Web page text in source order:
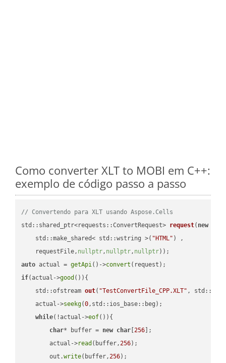
Como converter XLT to MOBI em C++:
exemplo de código passo a passo
// Convertendo para XLT usando Aspose.Cells
std::shared_ptr<requests::ConvertRequest> request( new
    std::make_shared< std::wstring >(
"HTML" ) ,
    requestFile,
nullptr, nullptr, nullptr))
auto actual = getApi()->convert
if(actual->good ()){
std::ofstream out( "TestConvertFile_CPP.XLT" ,
    actual->
seekg(0,std::ios_base::beg);
while(!actual->eof()){
char* buffer = new char [256 ];
        actual->
read (buffer,256);
        out.
write(buffer,256);